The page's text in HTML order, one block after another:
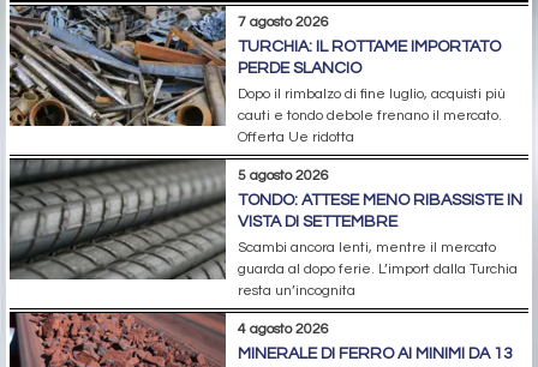
7 agosto 2026
TURCHIA: IL ROTTAME IMPORTATO
PERDE SLANCIO
Dopo il rimbalzo di fine luglio, acquisti più
cauti e tondo debole frenano il mercato.
Offerta Ue ridotta
5 agosto 2026
TONDO: ATTESE MENO RIBASSISTE IN
VISTA DI SETTEMBRE
Scambi ancora lenti, mentre il mercato
guarda al dopo ferie. L’import dalla Turchia
resta un’incognita
4 agosto 2026
MINERALE DI FERRO AI MINIMI DA 13